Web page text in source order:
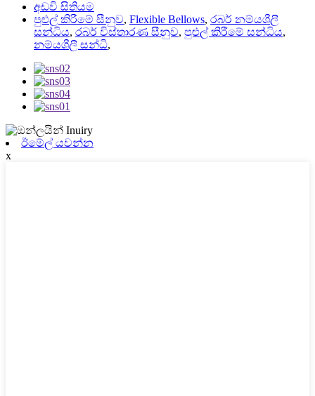
අඩවි සිතියම
පුළුල් කිරීමේ සීනුව, Flexible Bellows, රබර් නම්යශීලී
සන්ධිය, රබර් විස්තාරණ සීනුව, පුළුල් කිරීමේ සන්ධිය,
නම්යශීලී සන්ධි,
ඊමේල් යවන්න
x